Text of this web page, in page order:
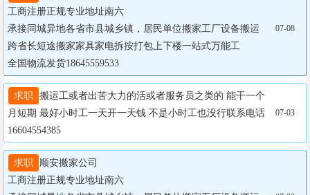
工商注册正规专业地址南六
承接同城异地各省市县城乡镇，居民单位搬家工厂设备搬运
跨省长短途搬家家具家电拆按打包上下楼一站式万能工
全国物流发货18645559533
07-08
求职
搬运工或者出苦大力的活或者服务员之类的 能干一个
月短期 最好小时工一天开一天钱 不是小时工也没行联系电话
16604554385
07-03
求职
顺安搬家公司
工商注册正规专业地址南六